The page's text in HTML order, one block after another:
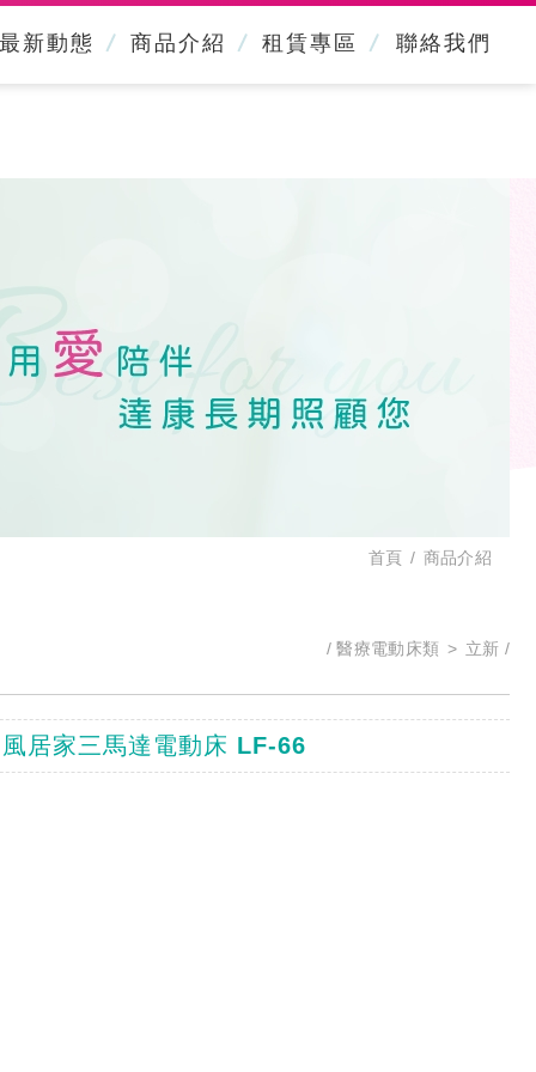
最新動態 商品介紹 租賃專區 聯絡我們
首頁 商品介紹
醫療電動床類 立新
居家三馬達電動床 LF-66